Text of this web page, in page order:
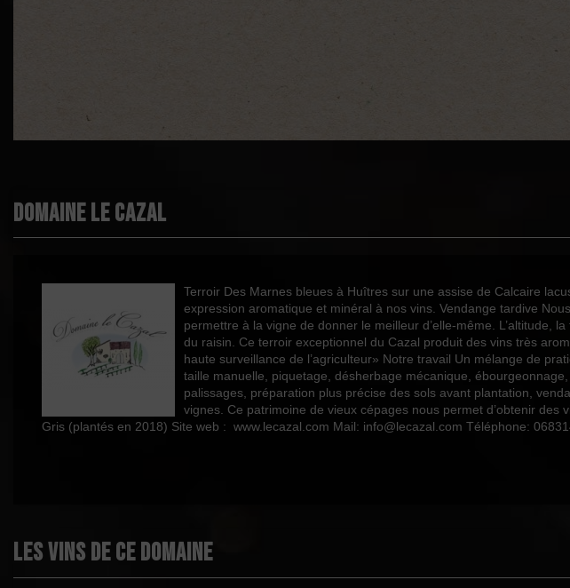
Puissant
Cépages
Couleur
Domaine le Cazal
Terroir Des Marnes bleues à Huîtres sur une assise de Calcaire
expression aromatique et minéral à nos vins. Vendange tardive
permettre à la vigne de donner le meilleur d’elle-même. L’altitude,
du raisin. Ce terroir exceptionnel du Cazal produit des vins très
haute surveillance de l’agriculteur» Notre travail Un mélange de
taille manuelle, piquetage, désherbage mécanique,
palissages, préparation plus précise des sols avant plantation,
vignes. Ce patrimoine de vieux cépages nous permet d’obtenir
Gris (plantés en 2018) Site web : www.lecazal.com Mail: info@lecazal.com Téléphone:
Les vins de ce domaine